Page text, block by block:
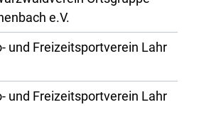
e.V.
und Freizeitsportverein Lahr
und Freizeitsportverein Lahr